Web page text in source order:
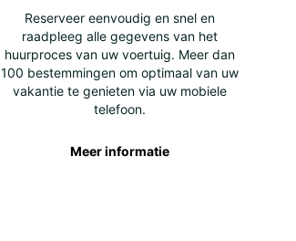
Reserveer eenvoudig en snel en
raadpleeg alle gegevens van het
huurproces van uw voertuig. Meer dan
100 bestemmingen om optimaal van uw
vakantie te genieten via uw mobiele
telefoon.
Meer informatie